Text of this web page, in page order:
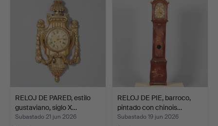
RELOJ DE PARED, estilo
gustaviano, siglo X…
Subastado 21 jun 2026
RELOJ DE PIE, barroco,
pintado con chinois…
Subastado 19 jun 2026